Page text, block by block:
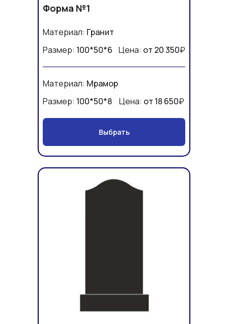
Форма №1
Материал: Гранит
Размер: 100*50*6 Цена: от 20 350₽
Материал: Мрамор
Размер: 100*50*8 Цена: от 18 650₽
Выбрать